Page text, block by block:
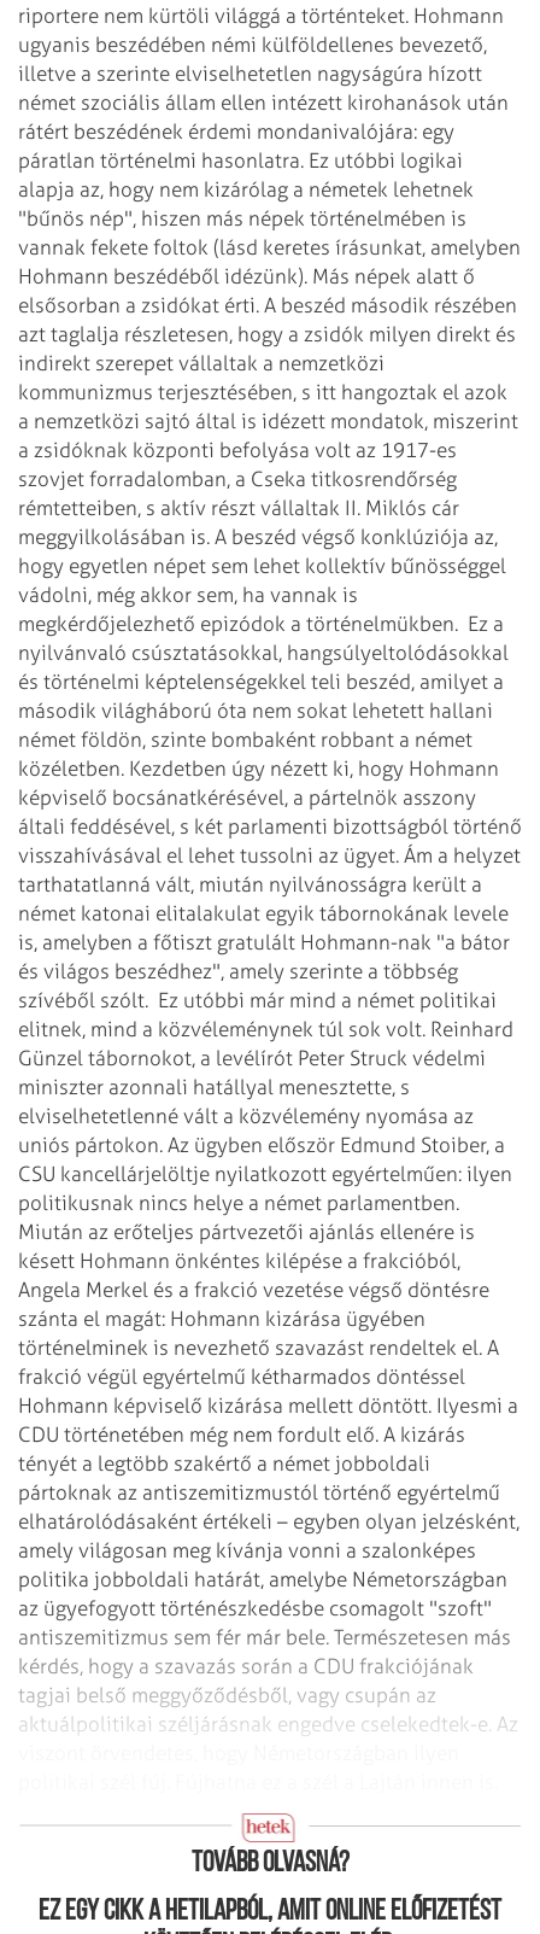
riportere nem kürtöli világgá a történteket. Hohmann
ugyanis beszédében némi külföldellenes bevezető,
illetve a szerinte elviselhetetlen nagyságúra hízott
német szociális állam ellen intézett kirohanások után
rátért beszédének érdemi mondanivalójára: egy
páratlan történelmi hasonlatra. Ez utóbbi logikai
alapja az, hogy nem kizárólag a németek lehetnek
"bűnös nép", hiszen más népek történelmében is
vannak fekete foltok (lásd keretes írásunkat, amelyben
Hohmann beszédéből idézünk). Más népek alatt ő
elsősorban a zsidókat érti. A beszéd második részében
azt taglalja részletesen, hogy a zsidók milyen direkt és
indirekt szerepet vállaltak a nemzetközi
kommunizmus terjesztésében, s itt hangoztak el azok
a nemzetközi sajtó által is idézett mondatok, miszerint
a zsidóknak központi befolyása volt az 1917-es
szovjet forradalomban, a Cseka titkosrendőrség
rémtetteiben, s aktív részt vállaltak II. Miklós cár
meggyilkolásában is. A beszéd végső konklúziója az,
hogy egyetlen népet sem lehet kollektív bűnösséggel
vádolni, még akkor sem, ha vannak is
megkérdőjelezhető epizódok a történelmükben. Ez a
nyilvánvaló csúsztatásokkal, hangsúlyeltolódásokkal
és történelmi képtelenségekkel teli beszéd, amilyet a
második világháború óta nem sokat lehetett hallani
német földön, szinte bombaként robbant a német
közéletben. Kezdetben úgy nézett ki, hogy Hohmann
képviselő bocsánatkérésével, a pártelnök asszony
általi feddésével, s két parlamenti bizottságból történő
visszahívásával el lehet tussolni az ügyet. Ám a helyzet
tarthatatlanná vált, miután nyilvánosságra került a
német katonai elitalakulat egyik tábornokának levele
is, amelyben a főtiszt gratulált Hohmann-nak "a bátor
és világos beszédhez", amely szerinte a többség
szívéből szólt. Ez utóbbi már mind a német politikai
elitnek, mind a közvéleménynek túl sok volt. Reinhard
Günzel tábornokot, a levélírót Peter Struck védelmi
miniszter azonnali hatállyal menesztette, s
elviselhetetlenné vált a közvélemény nyomása az
uniós pártokon. Az ügyben először Edmund Stoiber, a
CSU kancellárjelöltje nyilatkozott egyértelműen: ilyen
politikusnak nincs helye a német parlamentben.
Miután az erőteljes pártvezetői ajánlás ellenére is
késett Hohmann önkéntes kilépése a frakcióból,
Angela Merkel és a frakció vezetése végső döntésre
szánta el magát: Hohmann kizárása ügyében
történelminek is nevezhető szavazást rendeltek el. A
frakció végül egyértelmű kétharmados döntéssel
Hohmann képviselő kizárása mellett döntött. Ilyesmi a
CDU történetében még nem fordult elő. A kizárás
tényét a legtöbb szakértő a német jobboldali
pártoknak az antiszemitizmustól történő egyértelmű
elhatárolódásaként értékeli – egyben olyan jelzésként,
amely világosan meg kívánja vonni a szalonképes
politika jobboldali határát, amelybe Németországban
az ügyefogyott történészkedésbe csomagolt "szoft"
antiszemitizmus sem fér már bele. Természetesen más
kérdés, hogy a szavazás során a CDU frakciójának
tagjai belső meggyőződésből, vagy csupán az
aktuálpolitikai széljárásnak engedve cselekedtek-e. Az
Tovább olvasná?
Ez egy cikk a hetilapból, amit online előfizetést